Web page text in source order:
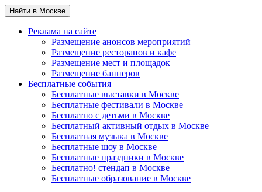
Найти в Москве
Реклама на сайте
Размещение анонсов мероприятий
Размещение ресторанов и кафе
Размещение мест и площадок
Размещение баннеров
Бесплатные события
Бесплатные выставки в Москве
Бесплатные фестивали в Москве
Бесплатно с детьми в Москве
Бесплатный активный отдых в Москве
Бесплатная музыка в Москве
Бесплатные шоу в Москве
Бесплатные праздники в Москве
Бесплатно! стендап в Москве
Бесплатные образование в Москве